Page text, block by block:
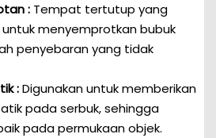
: Tempat tertutup yang
menyemprotkan bubuk
penyebaran yang tidak
:Digunakan untuk memberikan
pada serbuk, sehingga
pada permukaan objek.